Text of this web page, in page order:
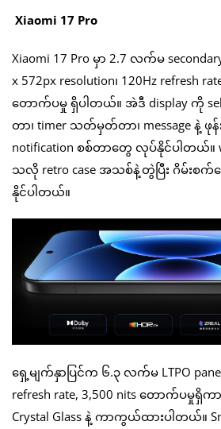
Xiaomi 17 Pro
Xiaomi 17 Pro မှာ 2.7 လက်မ secondary
x 572px resolution၊ 120Hz refresh
တောက်ပမှု ရှိပါတယ်။ အဲဒီ display ကို
တာ၊ timer သတ်မှတ်တာ၊ message နဲ့ ဖု
notification စစ်တာတွေ လုပ်နိုင်ပါတယ်။
သလို retro case အသစ်နဲ့တွဲပြီး ဂိမ်း
နိုင်ပါတယ်။
ရှေ့မျက်နှာပြင်က ၆.၃ လက်မ LTPO panel
refresh rate, 3,500 nits တောက်ပမှုရှိကာ
Crystal Glass နဲ့ ကာကွယ်ထားပါတယ်။